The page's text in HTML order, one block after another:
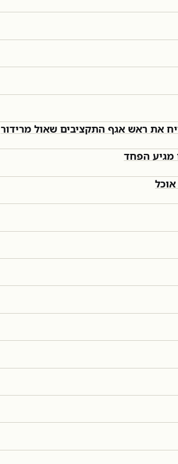
את ראש אגף התקציבים שאול מרידור
מגיע הפחד